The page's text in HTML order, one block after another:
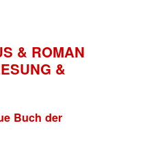
& ROMAN
&
Buch der